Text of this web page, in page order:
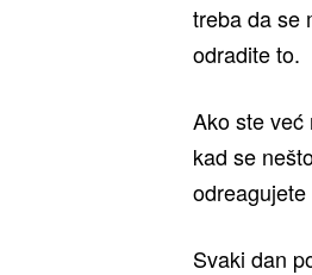
treba da se
odradite to.
Ako ste već
kad se
Svaki dan